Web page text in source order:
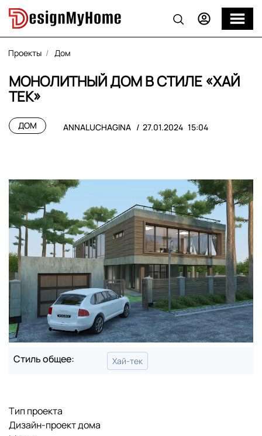
Проекты Дом
МОНОЛИТНЫЙ ДОМ В СТИЛЕ «ХАЙ
ТЕК»
ДОМ ANNALUCHAGINA 27.01.2024 15:04
Стиль общее: Хай-тек
Тип проекта
Дизайн-проект дома